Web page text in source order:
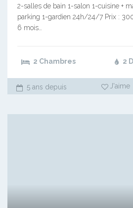
2-salles de bain 1-salon 1-cuisine +
parking 1-gardien 24h/24/7 Prix :
6 mois…
2 Chambres 2
5 ans depuis J'aime